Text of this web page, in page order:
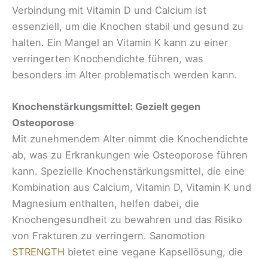
Verbindung mit Vitamin D und Calcium ist
essenziell, um die Knochen stabil und gesund zu
halten. Ein Mangel an Vitamin K kann zu einer
verringerten Knochendichte führen, was
besonders im Alter problematisch werden kann.
Knochenstärkungsmittel: Gezielt gegen
Osteoporose
Mit zunehmendem Alter nimmt die Knochendichte
ab, was zu Erkrankungen wie Osteoporose führen
kann. Spezielle Knochenstärkungsmittel, die eine
Kombination aus Calcium, Vitamin D, Vitamin K und
Magnesium enthalten, helfen dabei, die
Knochengesundheit zu bewahren und das Risiko
von Frakturen zu verringern. Sanomotion
STRENGTH bietet eine vegane Kapsellösung, die